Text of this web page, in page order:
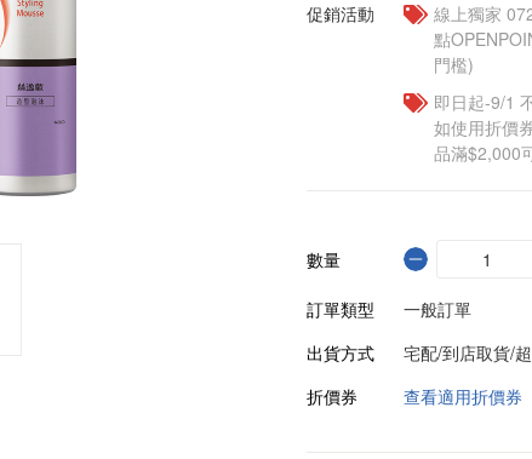
促銷活動
線上獨家
點
門檻)
即日起-9/1
如使用折價
品滿$2,000
數量
訂單類型
一般訂單
出貨方式
宅配/到店取貨/
折價券
查看適用折價券